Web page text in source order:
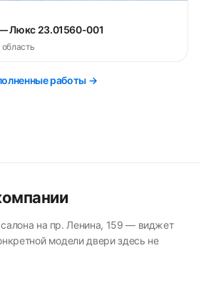
Люкс 23.01560-001
работы →
на пр. Ленина, 159 — виджет
модели двери здесь не